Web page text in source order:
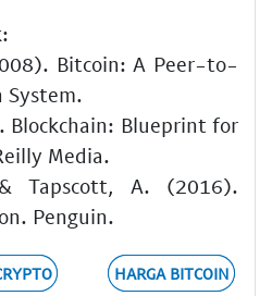
Bitcoin: A Peer-to-
System.
Blockchain: Blueprint for
Media.
Tapscott, A. (2016).
Penguin.
HARGA BITCOIN